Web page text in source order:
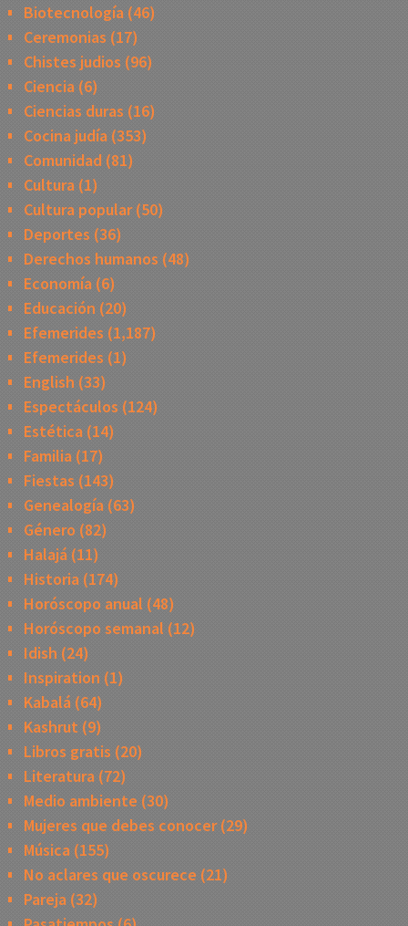
Biotecnología(46)
Ceremonias (17)
Chistes judios (96)
Ciencia(6)
Ciencias duras (16)
Cocina judía(353)
Comunidad(81)
Cultura(1)
Cultura popular(50)
Deportes (36)
Derechos humanos (48)
Economía(6)
Educación (20)
Efemerides (1,187)
Efemerides (1)
English (33)
Espectáculos (124)
Estética(14)
Familia(17)
Fiestas (143)
Genealogía(63)
Género (82)
Halajá(11)
Historia(174)
Horóscopo anual (48)
Horóscopo semanal (12)
Idish (24)
Inspiration (1)
Kabalá(64)
Kashrut (9)
Libros gratis (20)
Literatura(72)
Medio ambiente (30)
Mujeres que debes conocer(29)
Música(155)
No aclares que oscurece (21)
Pareja(32)